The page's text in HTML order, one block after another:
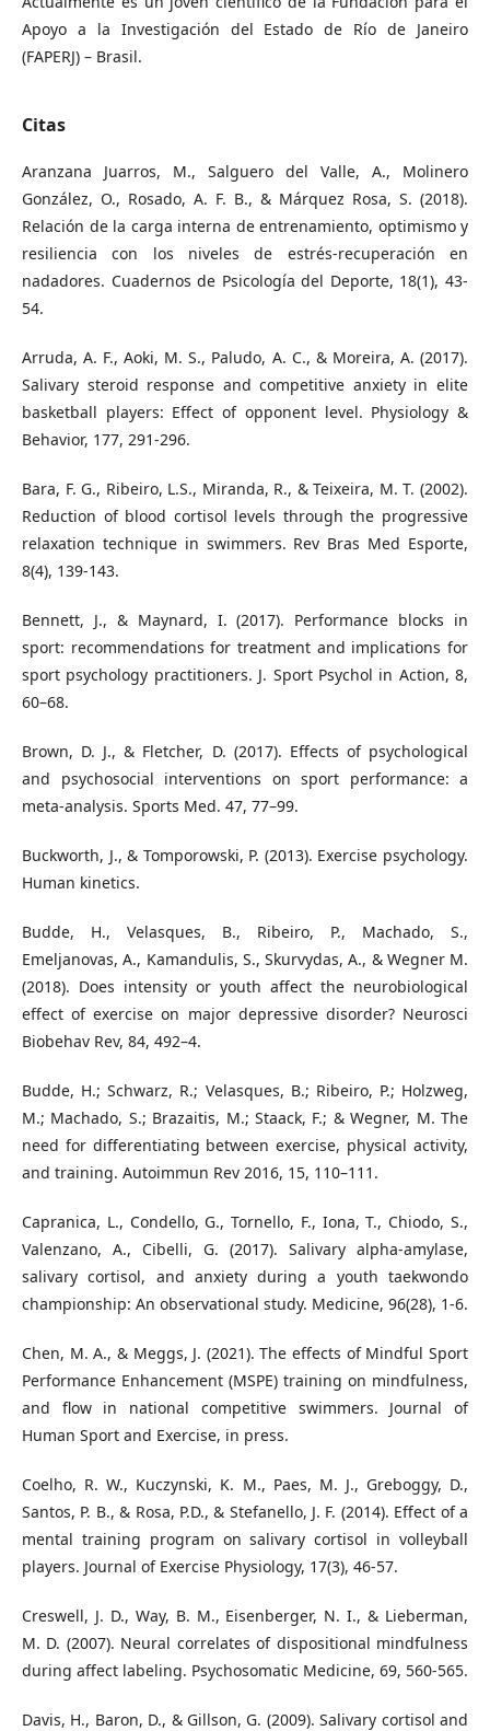
Apoyo a la Investigación del Estado de Río de Janeiro
(FAPERJ) – Brasil.
Citas
Aranzana Juarros, M., Salguero del Valle, A., Molinero
González, O., Rosado, A. F. B., & Márquez Rosa, S. (2018).
Relación de la carga interna de entrenamiento, optimismo y
resiliencia con los niveles de estrés-recuperación en
nadadores. Cuadernos de Psicología del Deporte, 18(1), 43-
54.
Arruda, A. F., Aoki, M. S., Paludo, A. C., & Moreira, A. (2017).
Salivary steroid response and competitive anxiety in elite
basketball players: Effect of opponent level. Physiology &
Behavior, 177, 291-296.
Bara, F. G., Ribeiro, L.S., Miranda, R., & Teixeira, M. T. (2002).
Reduction of blood cortisol levels through the progressive
relaxation technique in swimmers. Rev Bras Med Esporte,
8(4), 139-143.
Bennett, J., & Maynard, I. (2017). Performance blocks in
sport: recommendations for treatment and implications for
sport psychology practitioners. J. Sport Psychol in Action, 8,
60–68.
Brown, D. J., & Fletcher, D. (2017). Effects of psychological
and psychosocial interventions on sport performance: a
meta-analysis. Sports Med. 47, 77–99.
Buckworth, J., & Tomporowski, P. (2013). Exercise psychology.
Human kinetics.
Budde, H., Velasques, B., Ribeiro, P., Machado, S.,
Emeljanovas, A., Kamandulis, S., Skurvydas, A., & Wegner M.
(2018). Does intensity or youth affect the neurobiological
effect of exercise on major depressive disorder? Neurosci
Biobehav Rev, 84, 492–4.
Budde, H.; Schwarz, R.; Velasques, B.; Ribeiro, P.; Holzweg,
M.; Machado, S.; Brazaitis, M.; Staack, F.; & Wegner, M. The
need for differentiating between exercise, physical activity,
and training. Autoimmun Rev 2016, 15, 110–111.
Capranica, L., Condello, G., Tornello, F., Iona, T., Chiodo, S.,
Valenzano, A., Cibelli, G. (2017). Salivary alpha-amylase,
salivary cortisol, and anxiety during a youth taekwondo
championship: An observational study. Medicine, 96(28), 1-6.
Chen, M. A., & Meggs, J. (2021). The effects of Mindful Sport
Performance Enhancement (MSPE) training on mindfulness,
and flow in national competitive swimmers. Journal of
Human Sport and Exercise, in press.
Coelho, R. W., Kuczynski, K. M., Paes, M. J., Greboggy, D.,
Santos, P. B., & Rosa, P.D., & Stefanello, J. F. (2014). Effect of a
mental training program on salivary cortisol in volleyball
players. Journal of Exercise Physiology, 17(3), 46-57.
Creswell, J. D., Way, B. M., Eisenberger, N. I., & Lieberman,
M. D. (2007). Neural correlates of dispositional mindfulness
during affect labeling. Psychosomatic Medicine, 69, 560-565.
Davis, H., Baron, D., & Gillson, G. (2009). Salivary cortisol and